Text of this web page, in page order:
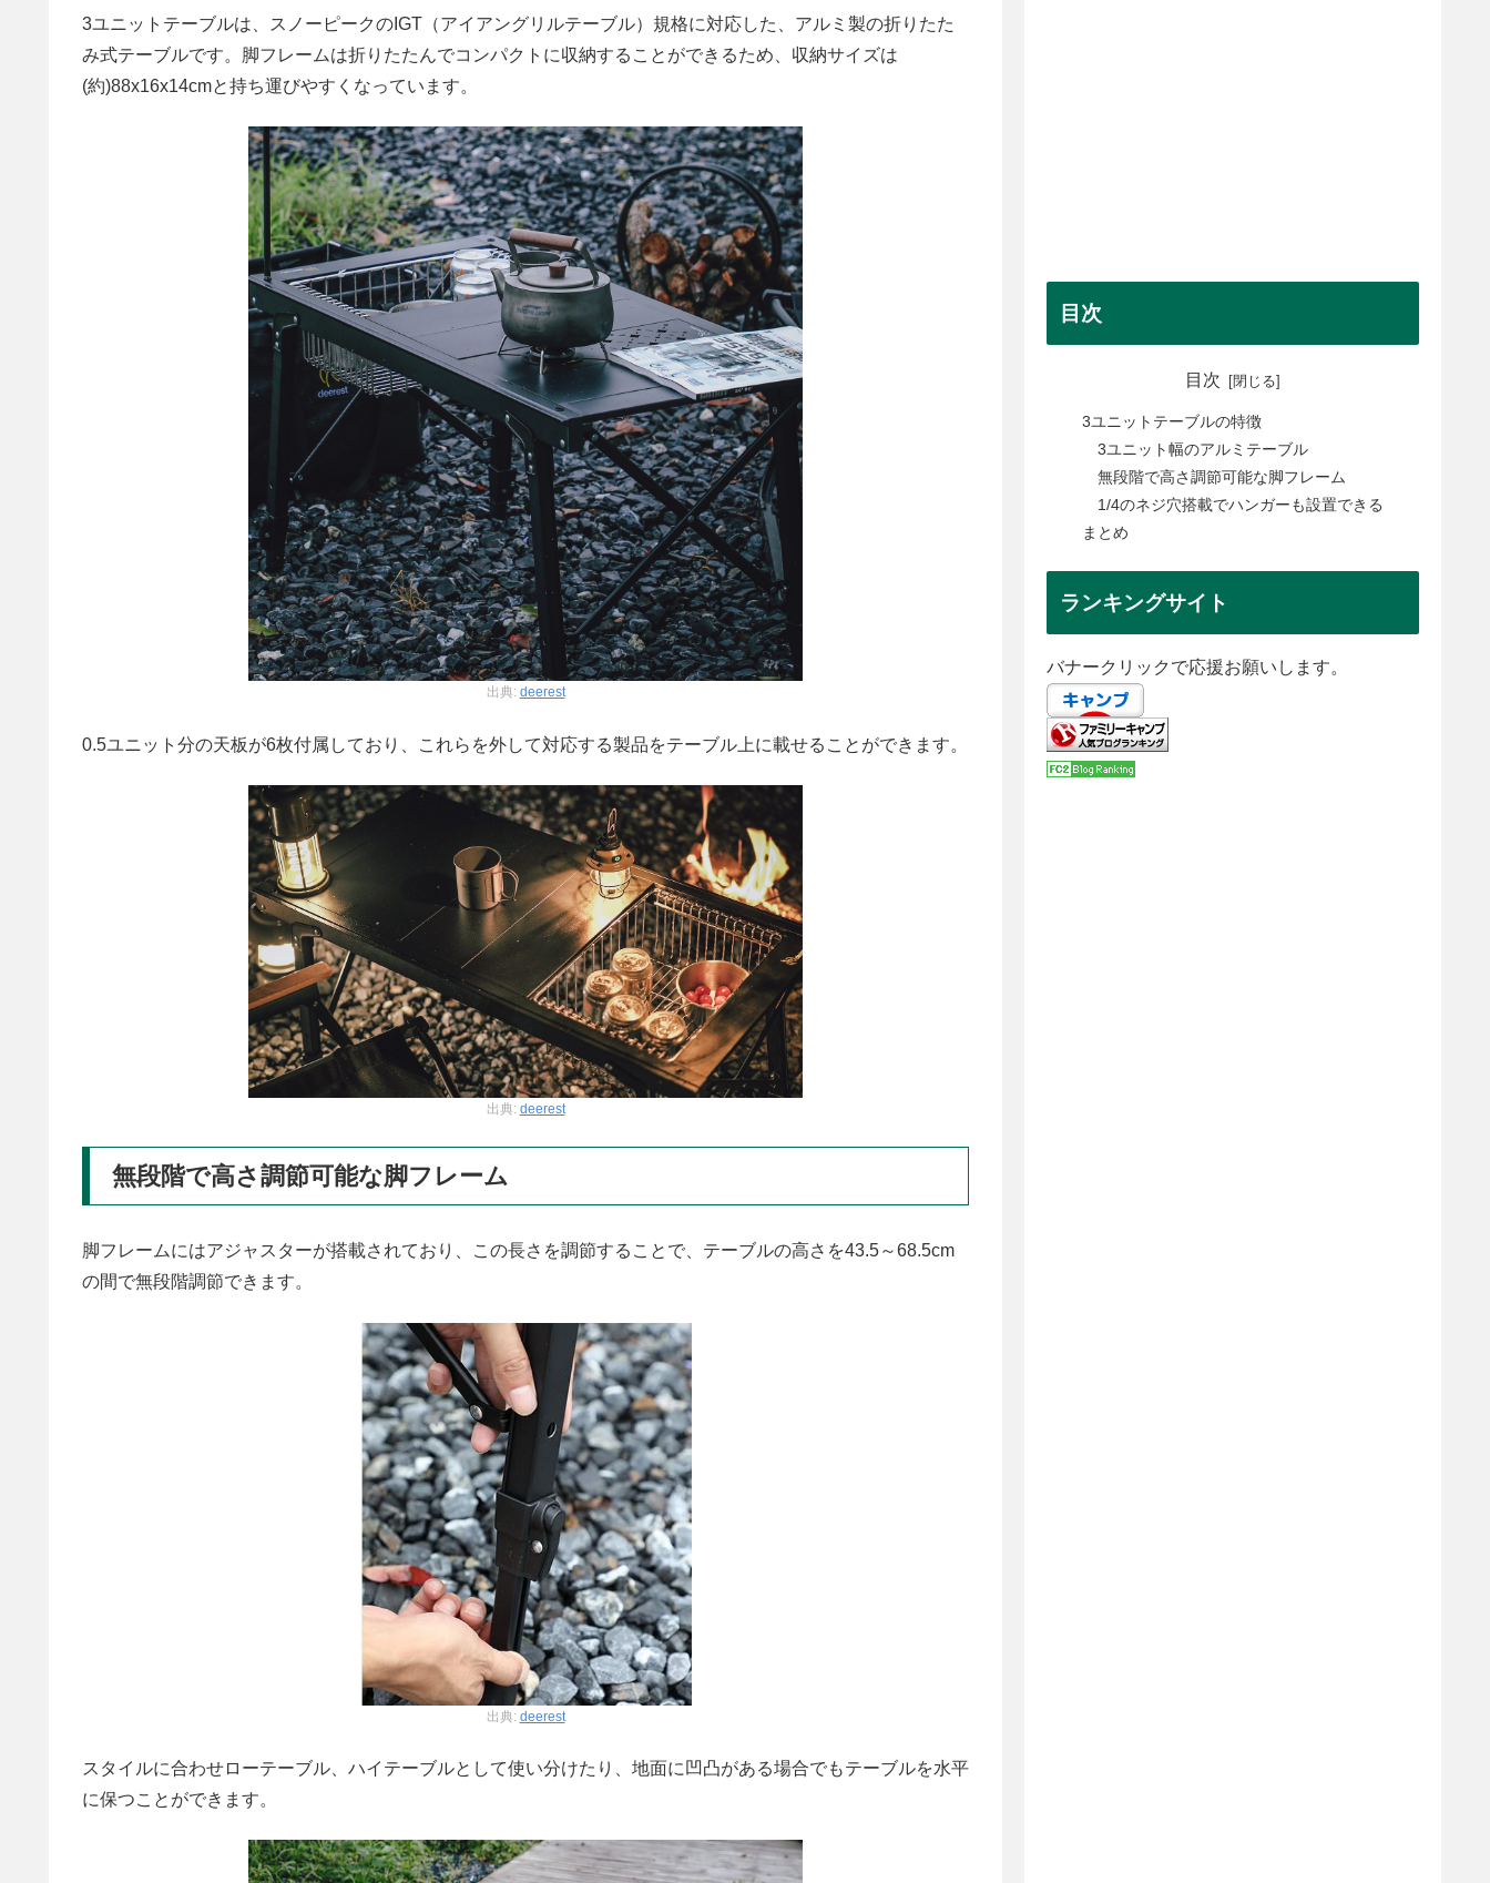
3ユニットテーブルは、スノーピークのIGT（アイアングリルテーブル）規格に対応した、アルミ製の折りたた
み式テーブルです。脚フレームは折りたたんでコンパクトに収納することができるため、収納サイズは
(約)88x16x14cmと持ち運びやすくなっています。
出典: deerest
0.5ユニット分の天板が6枚付属しており、これらを外して対応する製品をテーブル上に載せることができます。
出典: deerest
無段階で高さ調節可能な脚フレーム
脚フレームにはアジャスターが搭載されており、この長さを調節することで、テーブルの高さを43.5～68.5cm
の間で無段階調節できます。
出典: deerest
スタイルに合わせローテーブル、ハイテーブルとして使い分けたり、地面に凹凸がある場合でもテーブルを水平
に保つことができます。
目次
目次
3ユニットテーブルの特徴
3ユニット幅のアルミテーブル
無段階で高さ調節可能な脚フレーム
1/4のネジ穴搭載でハンガーも設置できる
まとめ
ランキングサイト
バナークリックで応援お願いします。